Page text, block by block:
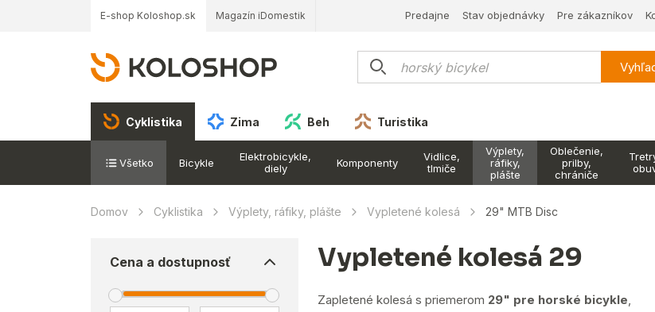
E-shop Koloshop.sk Magazín iDomestik Predajne Stav objednávky Pre zákazníkov
Cyklistika Zima Beh Turistika
Všetko Bicykle
Elektrobicykle,
diely
Komponenty
Vidlice,
tlmiče
Výplety,
ráfiky,
plášte
Oblečenie,
prilby,
chrániče
Domov Cyklistika Výplety, ráfiky, plášte Vypletené kolesá 29" MTB Disc
Cena a dostupnosť Vypletené kolesá 29
Zapletené kolesá s priemerom 29" pre horské bicykle,